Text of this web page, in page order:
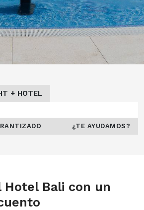
+ HOTEL
¿TE AYUDAMOS?
Hotel Bali con un